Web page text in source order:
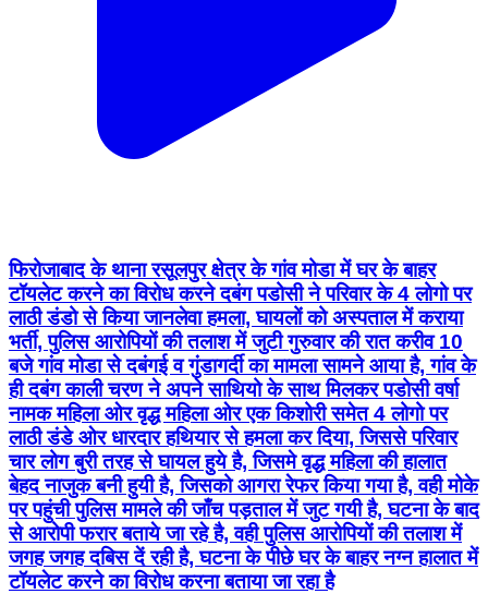
फिरोजाबाद के थाना रसूलपुर क्षेत्र के गांव मोडा में घर के बाहर
टॉयलेट करने का विरोध करने दबंग पडोसी ने परिवार के 4 लोगो पर
लाठी डंडो से किया जानलेवा हमला, घायलों को अस्पताल में कराया
भर्ती, पुलिस आरोपियों की तलाश में जुटी गुरुवार की रात करीव 10
बजे गांव मोडा से दबंगई व गुंडागर्दी का मामला सामने आया है, गांव के
ही दबंग काली चरण ने अपने साथियो के साथ मिलकर पडोसी वर्षा
नामक महिला ओर वृद्ध महिला ओर एक किशोरी समेत 4 लोगो पर
लाठी डंडे ओर धारदार हथियार से हमला कर दिया, जिससे परिवार
चार लोग बुरी तरह से घायल हुये है, जिसमे वृद्ध महिला की हालात
बेहद नाजुक बनी हुयी है, जिसको आगरा रेफर किया गया है, वही मोके
पर पहुंची पुलिस मामले की जाँच पड़ताल में जुट गयी है, घटना के बाद
से आरोपी फरार बताये जा रहे है, वही पुलिस आरोपियों की तलाश में
जगह जगह दबिस दें रही है, घटना के पीछे घर के बाहर नग्न हालात में
टॉयलेट करने का विरोध करना बताया जा रहा है